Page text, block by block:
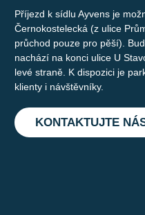
Příjezd k sídlu Ayvens je
Černokostelecká (z ulice
průchod pouze pro pěší).
nachází na konci ulice U
levé straně. K dispozici je
klienty i návštěvníky.
KONTAKTUJTE